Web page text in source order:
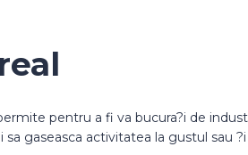
pentru a fi va bucura?i de
gaseasca activitatea la gustul sau